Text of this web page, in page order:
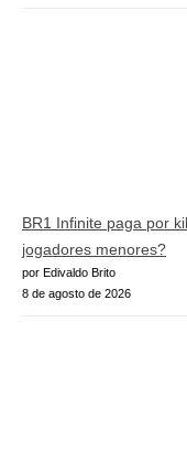
BR1 Infinite paga por
jogadores menores?
por Edivaldo Brito
8 de agosto de 2026